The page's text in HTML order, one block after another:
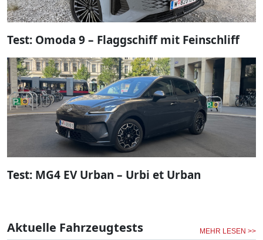
Test: Omoda 9 – Flaggschiff mit Feinschliff
Test: MG4 EV Urban – Urbi et Urban
Aktuelle Fahrzeugtests MEHR LESEN >>